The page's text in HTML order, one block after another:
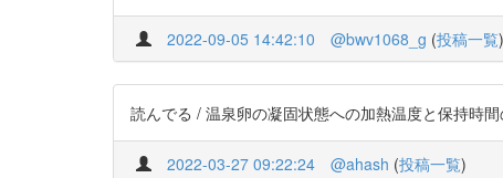
2022-09-05 14:42:10 @bwv1068_g (投稿一覧)
読んでる / 温泉卵の凝固状態への加熱温度と保持時
2022-03-27 09:22:24 @ahash (投稿一覧)